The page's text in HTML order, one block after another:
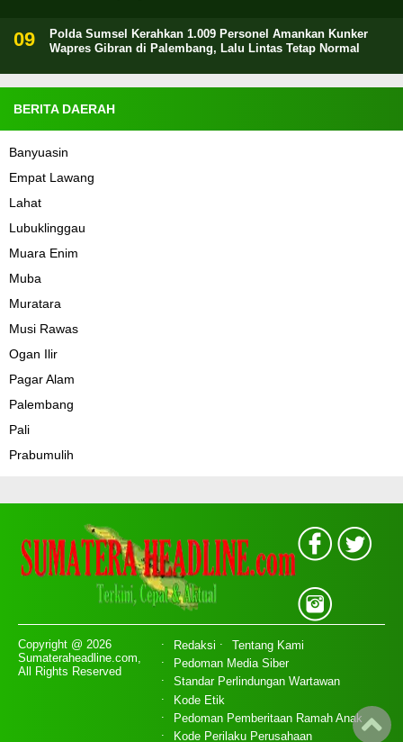
Polda Sumsel Kerahkan 1.009 Personel Amankan Kunker
Wapres Gibran di Palembang, Lalu Lintas Tetap Normal
BERITA DAERAH
Banyuasin
Empat Lawang
Lahat
Lubuklinggau
Muara Enim
Muba
Muratara
Musi Rawas
Ogan Ilir
Pagar Alam
Palembang
Pali
Prabumulih
Copyright @ 2026
Sumateraheadline.com,
All Rights Reserved
Redaksi
Tentang Kami
Pedoman Media Siber
Standar Perlindungan Wartawan
Kode Etik
Pedoman Pemberitaan Ramah Anak
Kode Perilaku Perusahaan